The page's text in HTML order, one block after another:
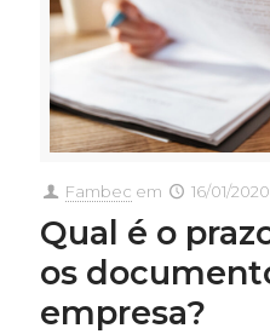
Fambec em 16/01/2020
Qual é o
os
empresa?